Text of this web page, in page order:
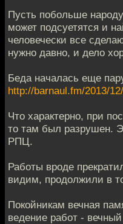
Пусть побольше
может подсуетятся и
человечески все
нужно давно, и дело
Беда началась еще
http://barnaul.fm/2013/
Что характерно, при
то там был разрушен.
РПЦ.
Работы вроде
видим, продолжили в
Покойникам вечная
ведение работ -